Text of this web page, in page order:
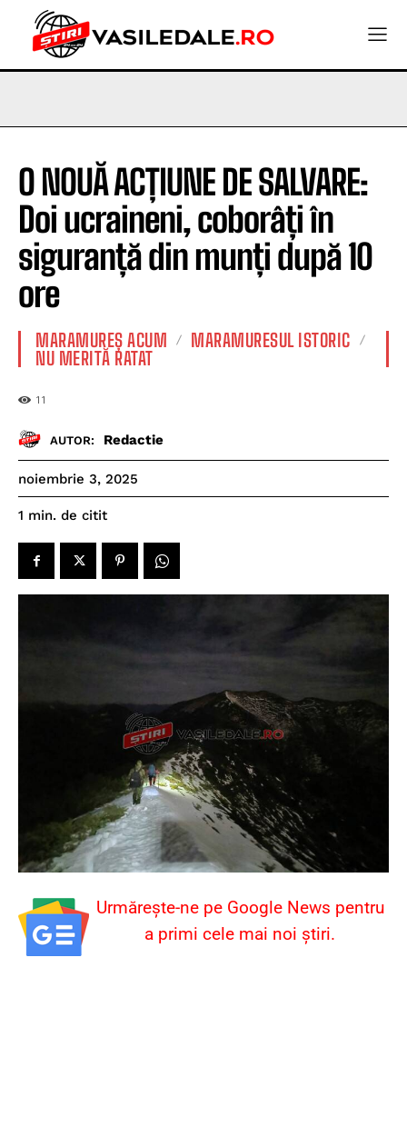
O NOUĂ ACȚIUNE DE SALVARE:
Doi ucraineni, coborâți în
siguranță din munți după 10
ore
MARAMUREȘ ACUM
MARAMURESUL ISTORIC
NU MERITĂ RATAT
11
AUTOR: Redactie
noiembrie 3, 2025
1 min. de citit
Urmărește-ne pe Google News pentru
a primi cele mai noi știri.